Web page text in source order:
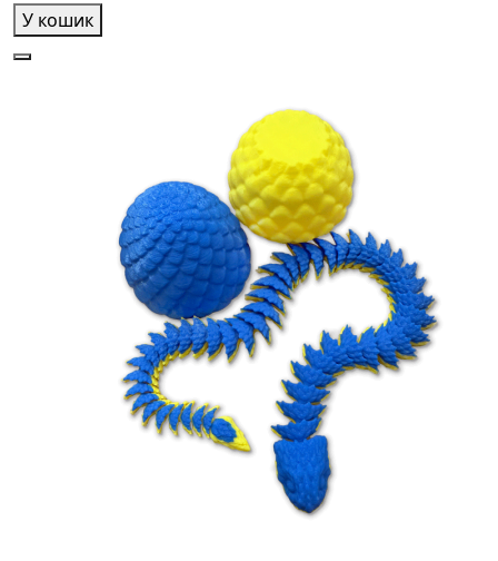
У кошик